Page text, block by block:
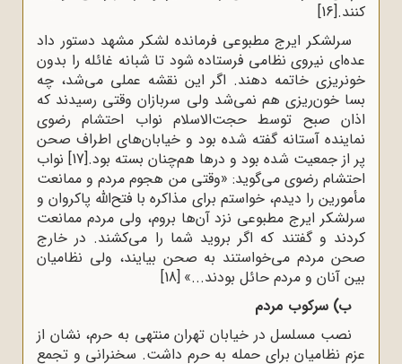
کنند.[16]
سرلشکر ایرج مطبوعى فرمانده لشکر مشهد دستور داد
عده‌اى نیروى نظامى فرستاده شود تا شبانه غائله را بدون
خونریزى خاتمه دهند. اگر این نقشه عملى مى‌شد، چه
بسا خون‌ریزى هم نمى‌شد ولى سربازان وقتى رسیدند که
اذان صبح توسط حجت‌الاسلام نواب احتشام رضوی
نماینده آستانه گفته شده بود و خیابان‌هاى اطراف صحن
پر از جمعیت شده بود و درها هم‌چنان بسته بود.[17] نواب
احتشام رضوی مى‌گوید: «وقتى من هجوم مردم و ممانعت
مأمورین را دیدم، خواستم براى مذاکره با فتح‌الله پاکروان و
سرلشکر ایرج مطبوعى نزد آن‌ها بروم، ولى مردم ممانعت
کردند و گفتند که اگر بروید شما را مى‌کشند. در خارج
صحن مردم مى‌خواستند به صحن بیایند، ولى نظامیان
بین آنان و مردم حائل بودند...» [18]
ب) سرکوب مردم
نصب مسلسل در خیابان تهران‌ منتهى به حرم، نشان از
عزم نظامیان براى حمله به حرم داشت. سخنرانی و تجمع